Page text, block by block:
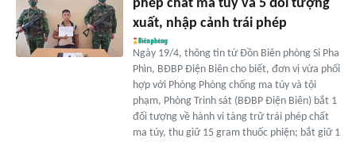
phép chất ma túy và 5 đối tượng
xuất, nhập cảnh trái phép
Ngày 19/4, thông tin từ Đồn Biên phòng Si Pha
Phìn, BĐBP Điện Biên cho biết, đơn vị vừa phối
hợp với Phòng Phòng chống ma túy và tội
phạm, Phòng Trinh sát (BĐBP Điện Biên) bắt 1
đối tượng về hành vi tàng trữ trái phép chất
ma túy, thu giữ 15 gram thuốc phiện; bắt giữ 1